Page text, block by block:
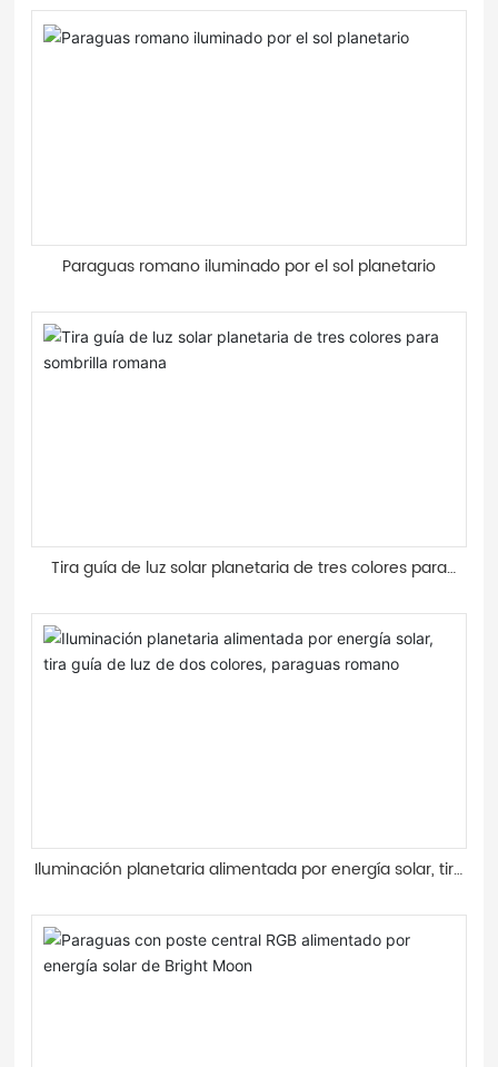
Paraguas romano iluminado por el sol planetario
Tira guía de luz solar planetaria de tres colores para
Iluminación planetaria alimentada por energía solar, tira